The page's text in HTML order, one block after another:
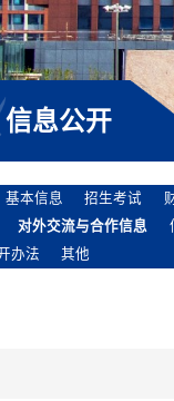
信息公开
基本信息 招生考试
对外交流与合作信息
办法
其他